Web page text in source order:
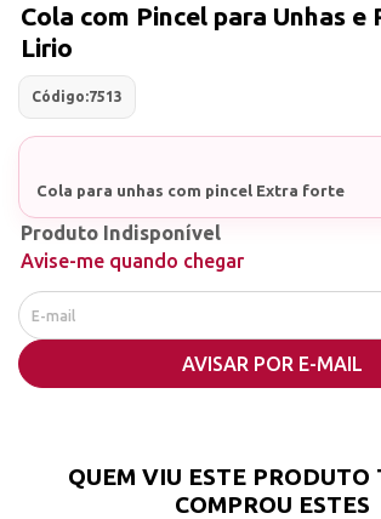
Cola com Pincel para Unhas e
Lirio
Código:7513
Cola para unhas com pincel Extra forte
Produto Indisponível
Avise-me quando chegar
AVISAR POR E-MAIL
QUEM VIU ESTE PRODUTO
COMPROU ESTES